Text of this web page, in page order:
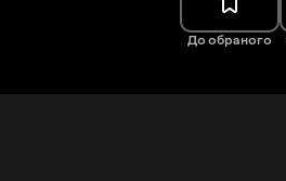
До обраного